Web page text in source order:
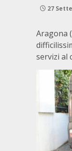
27
Aragona
servizi al